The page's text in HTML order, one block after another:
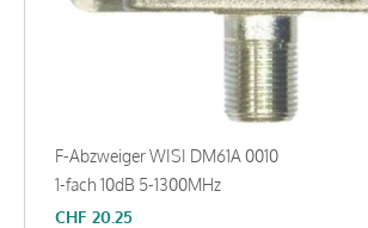
F-Abzweiger WISI DM61A 0010
1-fach 10dB 5-1300MHz
CHF 20.25